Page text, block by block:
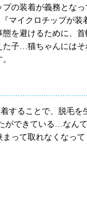
の装着が義務とな
イクロチップが
を避けるために、
子…猫ちゃんには
ることで、脱毛
できている…なん
って取れなくなって